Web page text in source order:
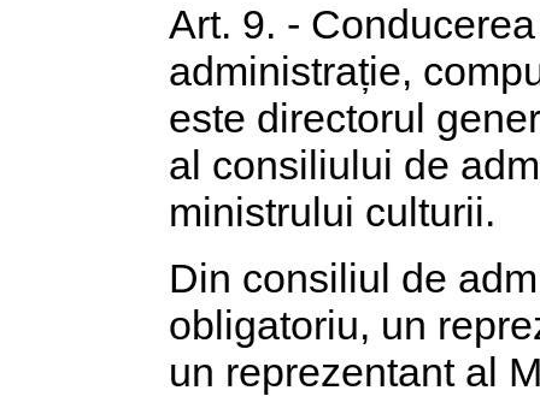
Art. 9. -
administrație,
este directorul
al consiliului de
ministrului culturii.
Din consiliul de
obligatoriu, un
un reprezentant al